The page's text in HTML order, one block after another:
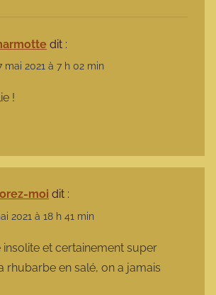
dit :
mai 2021 à 7 h 02 min
!
moi dit :
2021 à 18 h 41 min
et certainement super
rhubarbe en salé, on a jamais